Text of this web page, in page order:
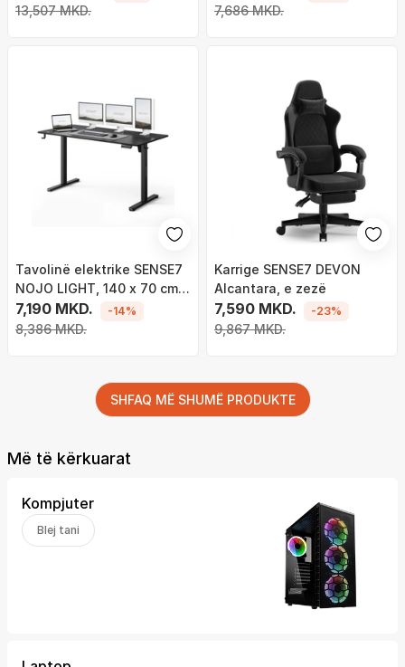
13,507 MKD. 7,686 MKD.
Tavolinë elektrike SENSE7
NOJO LIGHT, 140 x 70 cm,
e zezë
7,190 MKD.
8,386 MKD.
-14%
Karrige SENSE7 DEVON
Alcantara, e zezë
7,590 MKD.
9,867 MKD.
-23%
SHFAQ MË SHUMË PRODUKTE
Më të kërkuarat
Kompjuter
Blej tani